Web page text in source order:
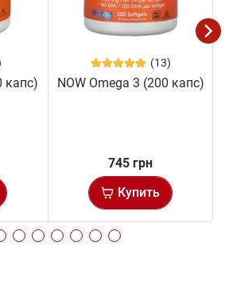
капс)
(13)
NOW Omega 3 (200 капс)
745 грн
Купить